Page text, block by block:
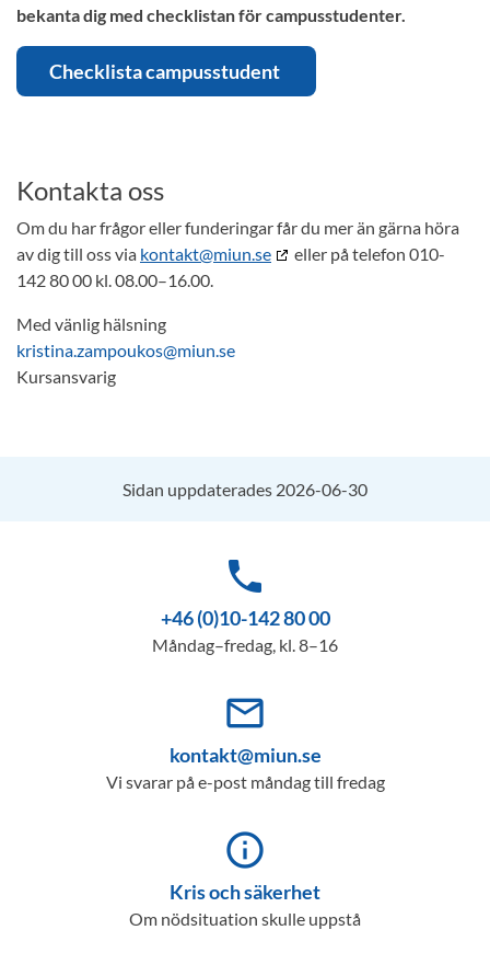
bekanta dig med checklistan för campusstudenter.
Checklista campusstudent
Kontakta oss
Om du har frågor eller funderingar får du mer än gärna höra
av dig till oss via kontakt@miun.se
eller på telefon 010-
142 80 00 kl. 08.00–16.00.
Med vänlig hälsning
kristina.zampoukos@miun.se
Kursansvarig
Sidan uppdaterades 2026-06-30
phone
+46 (0)10-142 80 00
Måndag–fredag, kl. 8–16
mail_outline
kontakt@miun.se
Vi svarar på e-post måndag till fredag
info_outline
Kris och säkerhet
Om nödsituation skulle uppstå